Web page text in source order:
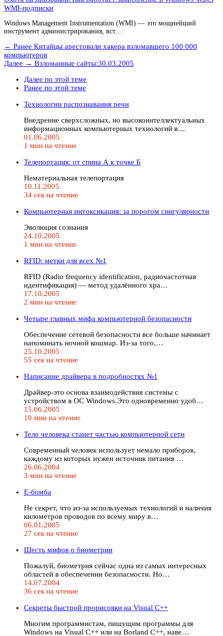
WMI-подписки
Windows Management Instrumentation (WMI) — это мощнейший
инструмент администрирования, вст…
← Ранее Китайцы арестовали хакера взломавшего 100 000
компьютеров
Далее → Взломанные сайты:30.03.2005
Далее по этой теме
Ранее по этой теме
Технологии распознавания речи
Внедрение сверхсложных, но высокоинтеллектуальных
информационных компьютерных технологий в…
01.06.2005
1 мин на чтение
Телепортация: от спина А к точке Б
Нематериальная телепортация
10.11.2005
34 сек на чтение
Компьютерная интоксикация: за порогом сингулярности
Эволюция сознания
24.10.2005
1 мин на чтение
RFID: метки для всех №1
RFID (Radio frequency identification, радиочастотная
идентификация) — метод удалённого хра…
17.10.2005
2 мин на чтение
Четыре главных мифа компьютерной безопасности
Обеспечение сетевой безопасности все больше начинает
напоминать ночной кошмар. Из-за того,…
25.10.2005
55 сек на чтение
Написание драйвера в подробностях №1
Драйвер-это основа взаимодействия системы с
устройством в ОС Windows.Это одновременно удоб…
15.06.2005
10 мин на чтение
Тело человека станет частью компьютерной сети
Современный человек использует немало приборов,
каждому из которых нужен источник питания …
26.06.2004
3 мин на чтение
Е-бомба
Не секрет, что из-за используемых технологий и наличия
километров проводов по всему миру в…
06.01.2005
27 сек на чтение
Шесть мифов о биометрии
Пожалуй, биометрия сейчас одна из самых интересных
областей в обеспечении безопасности. Но…
14.07.2004
36 сек на чтение
Секреты быстрой прорисовки на Visual C++
Многим программистам, пишущим программы для
Windows на Visual C++ или на Borland C++, наве…